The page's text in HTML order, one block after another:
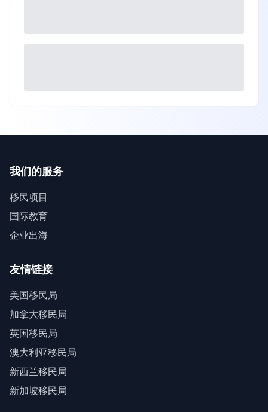
我们的服务
移民项目
国际教育
企业出海
友情链接
美国移民局
加拿大移民局
英国移民局
澳大利亚移民局
新西兰移民局
新加坡移民局